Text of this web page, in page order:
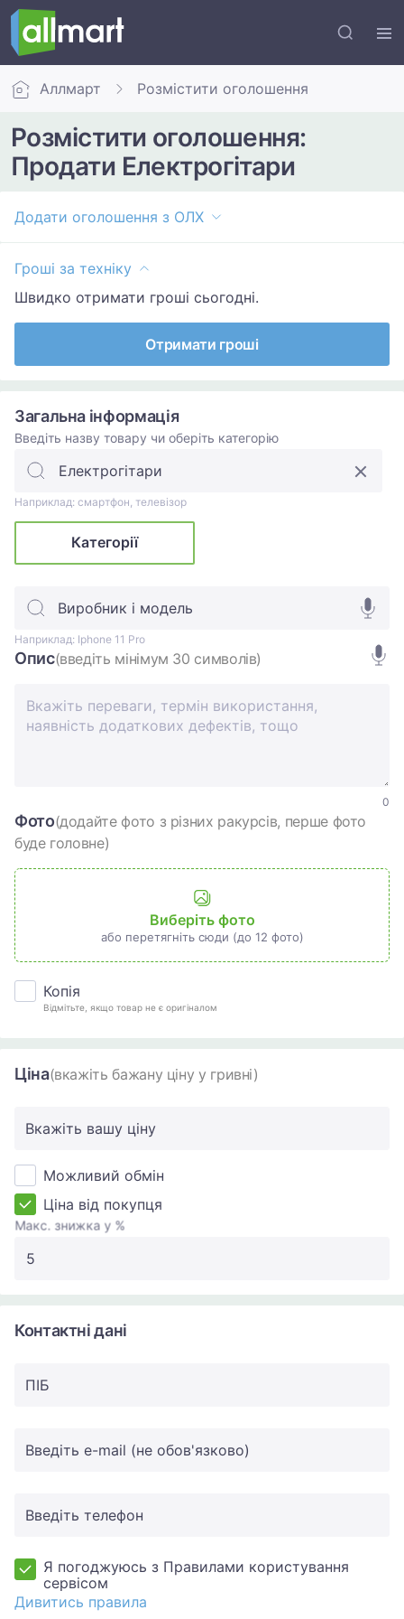
Аллмарт Розмістити оголошення
Розмістити оголошення:
Продати Електрогітари
Додати оголошення з ОЛХ
Гроші за техніку
Швидко отримати гроші сьогодні.
Отримати гроші
Загальна інформація
Введіть назву товару чи оберіть категорію
Наприклад: смартфон, телевізор
Категорії
Виробник і модель
Наприклад: Iphone 11 Pro
Опис(введіть мінімум 30 символів)
0
Фото(додайте фото з різних ракурсів, перше фото
буде головне)
Виберіть фото
або перетягніть сюди (до 12 фото)
Копія
Відмітьте, якщо товар не є оригіналом
Ціна(вкажіть бажану ціну у гривні)
Вкажіть вашу ціну
Можливий обмін
Ціна від покупця
Макс. знижка у %
Контактні дані
ПIБ
Введіть e-mail (не обов'язково)
Введіть телефон
Я погоджуюсь з Правилами користування
сервісом
Дивитись правила